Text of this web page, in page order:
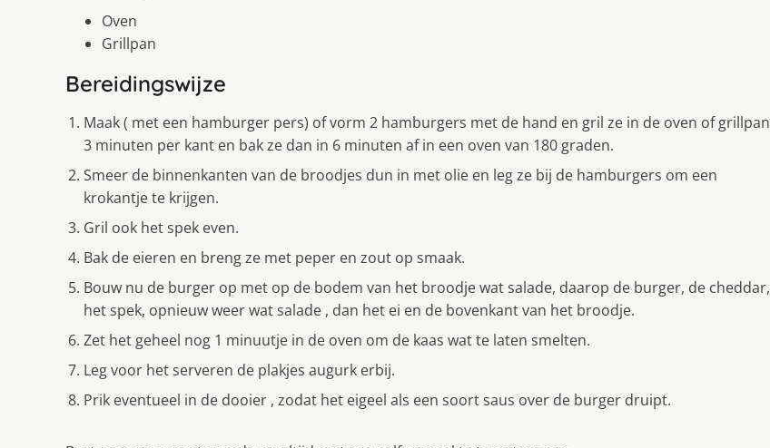
Oven
Grillpan
Bereidingswijze
Maak ( met een hamburger pers) of vorm 2 hamburgers met de hand en gril ze in de oven of grillpan
3 minuten per kant en bak ze dan in 6 minuten af in een oven van 180 graden.
Smeer de binnenkanten van de broodjes dun in met olie en leg ze bĳ de hamburgers om een
krokantje te krĳgen.
Gril ook het spek even.
Bak de eieren en breng ze met peper en zout op smaak.
Bouw nu de burger op met op de bodem van het broodje wat salade, daarop de burger, de cheddar,
het spek, opnieuw weer wat salade , dan het ei en de bovenkant van het broodje.
Zet het geheel nog 1 minuutje in de oven om de kaas wat te laten smelten.
Leg voor het serveren de plakjes augurk erbĳ.
Prik eventueel in de dooier , zodat het eigeel als een soort saus over de burger druipt.